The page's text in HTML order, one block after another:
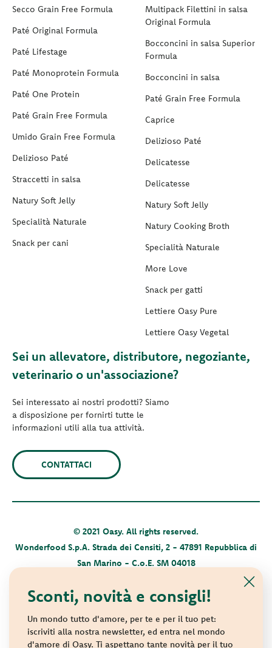
Sconti, novità e consigli!
Un mondo tutto d'amore, per te e per il tuo pet:
iscriviti alla nostra newsletter, ed entra nel mondo
d'amore di Oasy. Ti aspettano tante novità per il tuo
Secco Grain Free Formula
Paté Original Formula
Paté Lifestage
Paté Monoprotein Formula
Paté One Protein
Paté Grain Free Formula
Umido Grain Free Formula
Delizioso Paté
Straccetti in salsa
Natury Soft Jelly
Specialità Naturale
Snack per cani
Multipack Filettini in salsa
Original Formula
Bocconcini in salsa Superior
Formula
Bocconcini in salsa
Paté Grain Free Formula
Caprice
Delizioso Paté
Delicatesse
Delicatesse
Natury Soft Jelly
Natury Cooking Broth
Specialità Naturale
More Love
Snack per gatti
Lettiere Oasy Pure
Lettiere Oasy Vegetal
Sei un allevatore, distributore, negoziante,
veterinario o un'associazione?
Sei interessato ai nostri prodotti? Siamo
a disposizione per fornirti tutte le
informazioni utili alla tua attività.
CONTATTACI
© 2021 Oasy. All rights reserved.
Wonderfood S.p.A. Strada dei Censiti, 2 - 47891 Repubblica di
San Marino - C.o.E. SM 04018